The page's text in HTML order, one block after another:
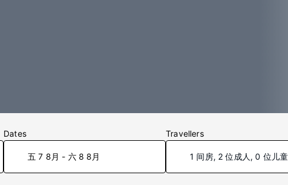
Dates
五 7 8月 - 六 8 8月
Travellers
1 间房, 2 位成人, 0 位儿童